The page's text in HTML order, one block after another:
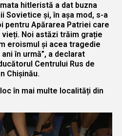
hitleristă a dat buzna
Sovietice și, în așa mod, s-a
pentru Apărarea Patriei care
Noi astăzi trăim grație
eroismul și acea tragedie
în urmă”, a declarat
Centrului Rus de
Chișinău.
în mai multe localități din